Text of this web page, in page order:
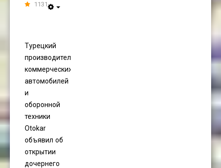
1131
Турецкий
производитель
коммерческих
автомобилей
и
оборонной
техники
Otokar
объявил об
открытии
дочернего